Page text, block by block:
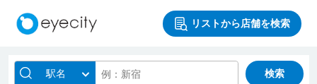
リストから店舗を検索
駅名 検索